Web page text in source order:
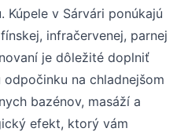
Kúpele v Sárvári ponúkajú
infračervenej, parnej
je dôležité doplniť
na chladnejšom
bazénov, masáží a
efekt, ktorý vám